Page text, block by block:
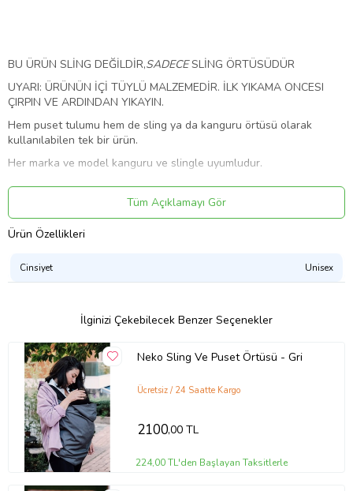
BU ÜRÜN SLİNG DEĞİLDİR,SADECESLİNG ÖRTÜSÜDÜR
UYARI: ÜRÜNÜN İÇİ TÜYLÜ MALZEMEDİR. İLK YIKAMA ONCESI
ÇIRPIN VE ARDINDAN YIKAYIN.
Hem puset tulumu hem de sling ya da kanguru örtüsü olarak
kullanılabilen tek bir ürün.
Her marka ve model kanguru ve slingle uyumludur.
Her tür puset ve bebek arabasına uyar. Ayarlanabilir kayışı
sayesinde serbest bir kullanım sağlar, her bedene uyar.
Kullanım yaşı: Doğumdan itibaren 3 yaşa kadar kullanılır
Dış yüzey: Su itici paraşüt kumaş
kcm46381675
Tüm Açıklamayı Gör
Ürün Özellikleri
Cinsiyet Unisex
İlginizi Çekebilecek Benzer Seçenekler
Neko Sling Ve Puset Örtüsü - Gri
Ücretsiz / 24 Saatte Kargo
2100,00 TL
224,00 TL'den Başlayan Taksitlerle